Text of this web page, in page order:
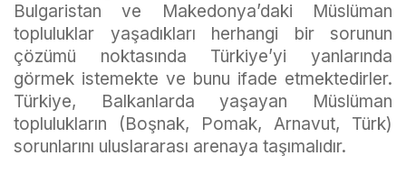
Bulgaristan ve Makedonya’daki Müslüman
topluluklar yaşadıkları herhangi bir sorunun
çözümü noktasında Türkiye’yi yanlarında
görmek istemekte ve bunu ifade etmektedirler.
Türkiye, Balkanlarda yaşayan Müslüman
toplulukların (Boşnak, Pomak, Arnavut, Türk)
sorunlarını uluslararası arenaya taşımalıdır.